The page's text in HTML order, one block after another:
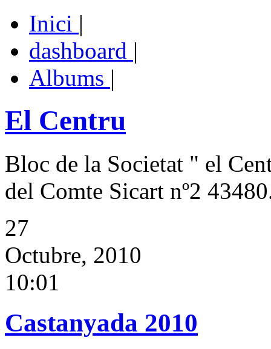
Inici |
dashboard |
Albums |
El Centru
Bloc de la Societat " el
del Comte Sicart nº2
27
Octubre, 2010
10:01
Castanyada 2010